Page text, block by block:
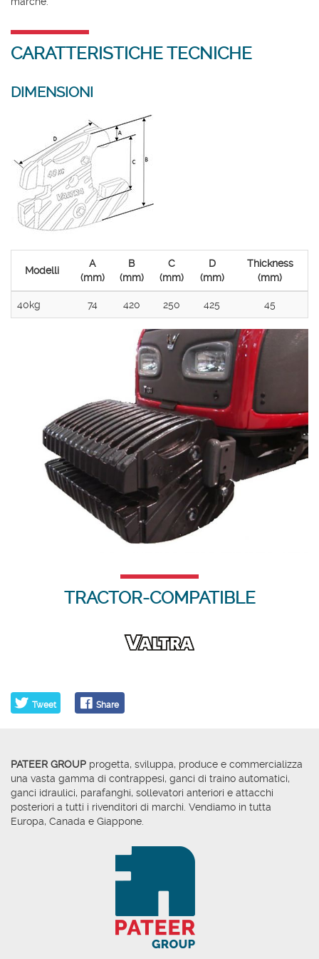
CARATTERISTICHE TECNICHE
DIMENSIONI
Modelli
A
(mm)
B
(mm)
C
(mm)
D
(mm)
Thickness
(mm)
40kg 74 420 250 425 45
TRACTOR-COMPATIBLE
Tweet Share
PATEER GROUP progetta, sviluppa, produce e commercializza
una vasta gamma di contrappesi, ganci di traino automatici,
ganci idraulici, parafanghi, sollevatori anteriori e attacchi
posteriori a tutti i rivenditori di marchi. Vendiamo in tutta
Europa, Canada e Giappone.